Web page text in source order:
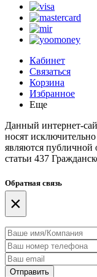
Кабинет
Связаться
Корзина
Избранное
Еще
Данный интернет-
носят
являются публичной
статьи 437
Обратная связь
×
Отправить